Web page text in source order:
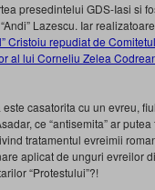
presedintelui GDS-Iasi si
Lazescu. Iar
Cristoiu repudiat de
al lui Corneliu Zelea
casatorita cu un evreu,
ce “antisemita” ar
tratamentul evreimii
aplicat de unguri evreilor
“Protestului”?!